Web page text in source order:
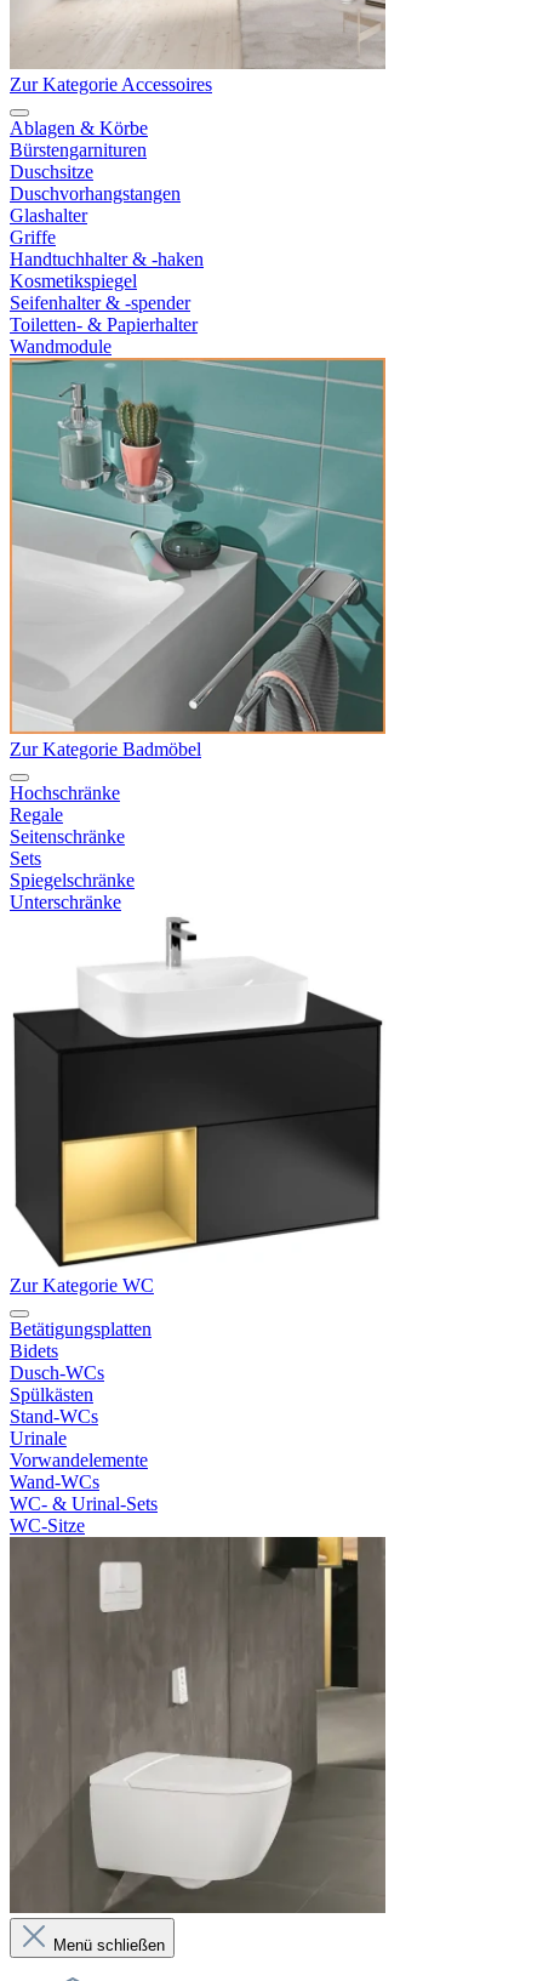
Zur Kategorie Accessoires
Ablagen & Körbe
Bürstengarnituren
Duschsitze
Duschvorhangstangen
Glashalter
Griffe
Handtuchhalter & -haken
Kosmetikspiegel
Seifenhalter & -spender
Toiletten- & Papierhalter
Wandmodule
Zur Kategorie Badmöbel
Hochschränke
Regale
Seitenschränke
Sets
Spiegelschränke
Unterschränke
Zur Kategorie WC
Betätigungsplatten
Bidets
Dusch-WCs
Spülkästen
Stand-WCs
Urinale
Vorwandelemente
Wand-WCs
WC- & Urinal-Sets
WC-Sitze
Menü schließen